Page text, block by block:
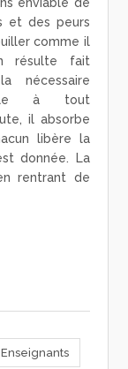
et des peurs
comme il
résulte fait
nécessaire
à tout
il absorbe
libère la
donnée. La
rentrant de
Enseignants